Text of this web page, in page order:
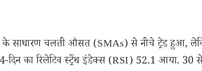
के साधारण चलती औसत (SMAs) से नीचे ट्रेड हुआ,
का रिलेटिव स्ट्रेंथ इंडेक्स (RSI) 52.1 आया. 30